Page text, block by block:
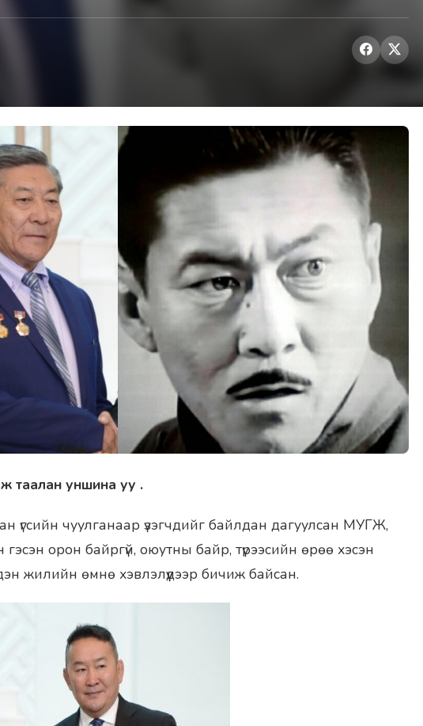
таалан уншина уу .
үгсийн чуулганаар үзэгчдийг байлдан дагуулсан МУГЖ,
гэсэн орон байргүй, оюутны байр, түрээсийн өрөө хэсэн
жилийн өмнө хэвлэлүүдээр бичиж байсан.